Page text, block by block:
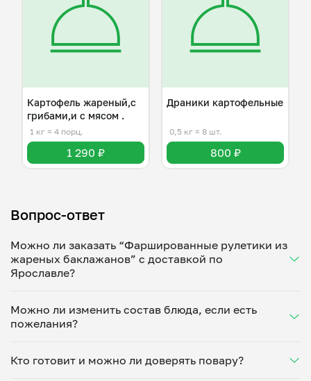
Картофель жареный,с
грибами,и с мясом .
1 кг ≈ 4 порц.
1 290 ₽
Драники картофельные
0,5 кг ≈ 8 шт.
800 ₽
Вопрос-ответ
Можно ли заказать “Фаршированные рулетики из
жареных баклажанов” с доставкой по
Ярославле?
Укажите удобное время — и получите свежее
домашнее блюдо в большой порции прямо с плиты.
минут. Статус заказа отслеживайте в личном
кабинете, а с поваром можно связаться напрямую в
Можно ли изменить состав блюда, если есть
пожелания?
ваши предпочтения: уберет специи, снизит
Кто готовит и можно ли доверять повару?